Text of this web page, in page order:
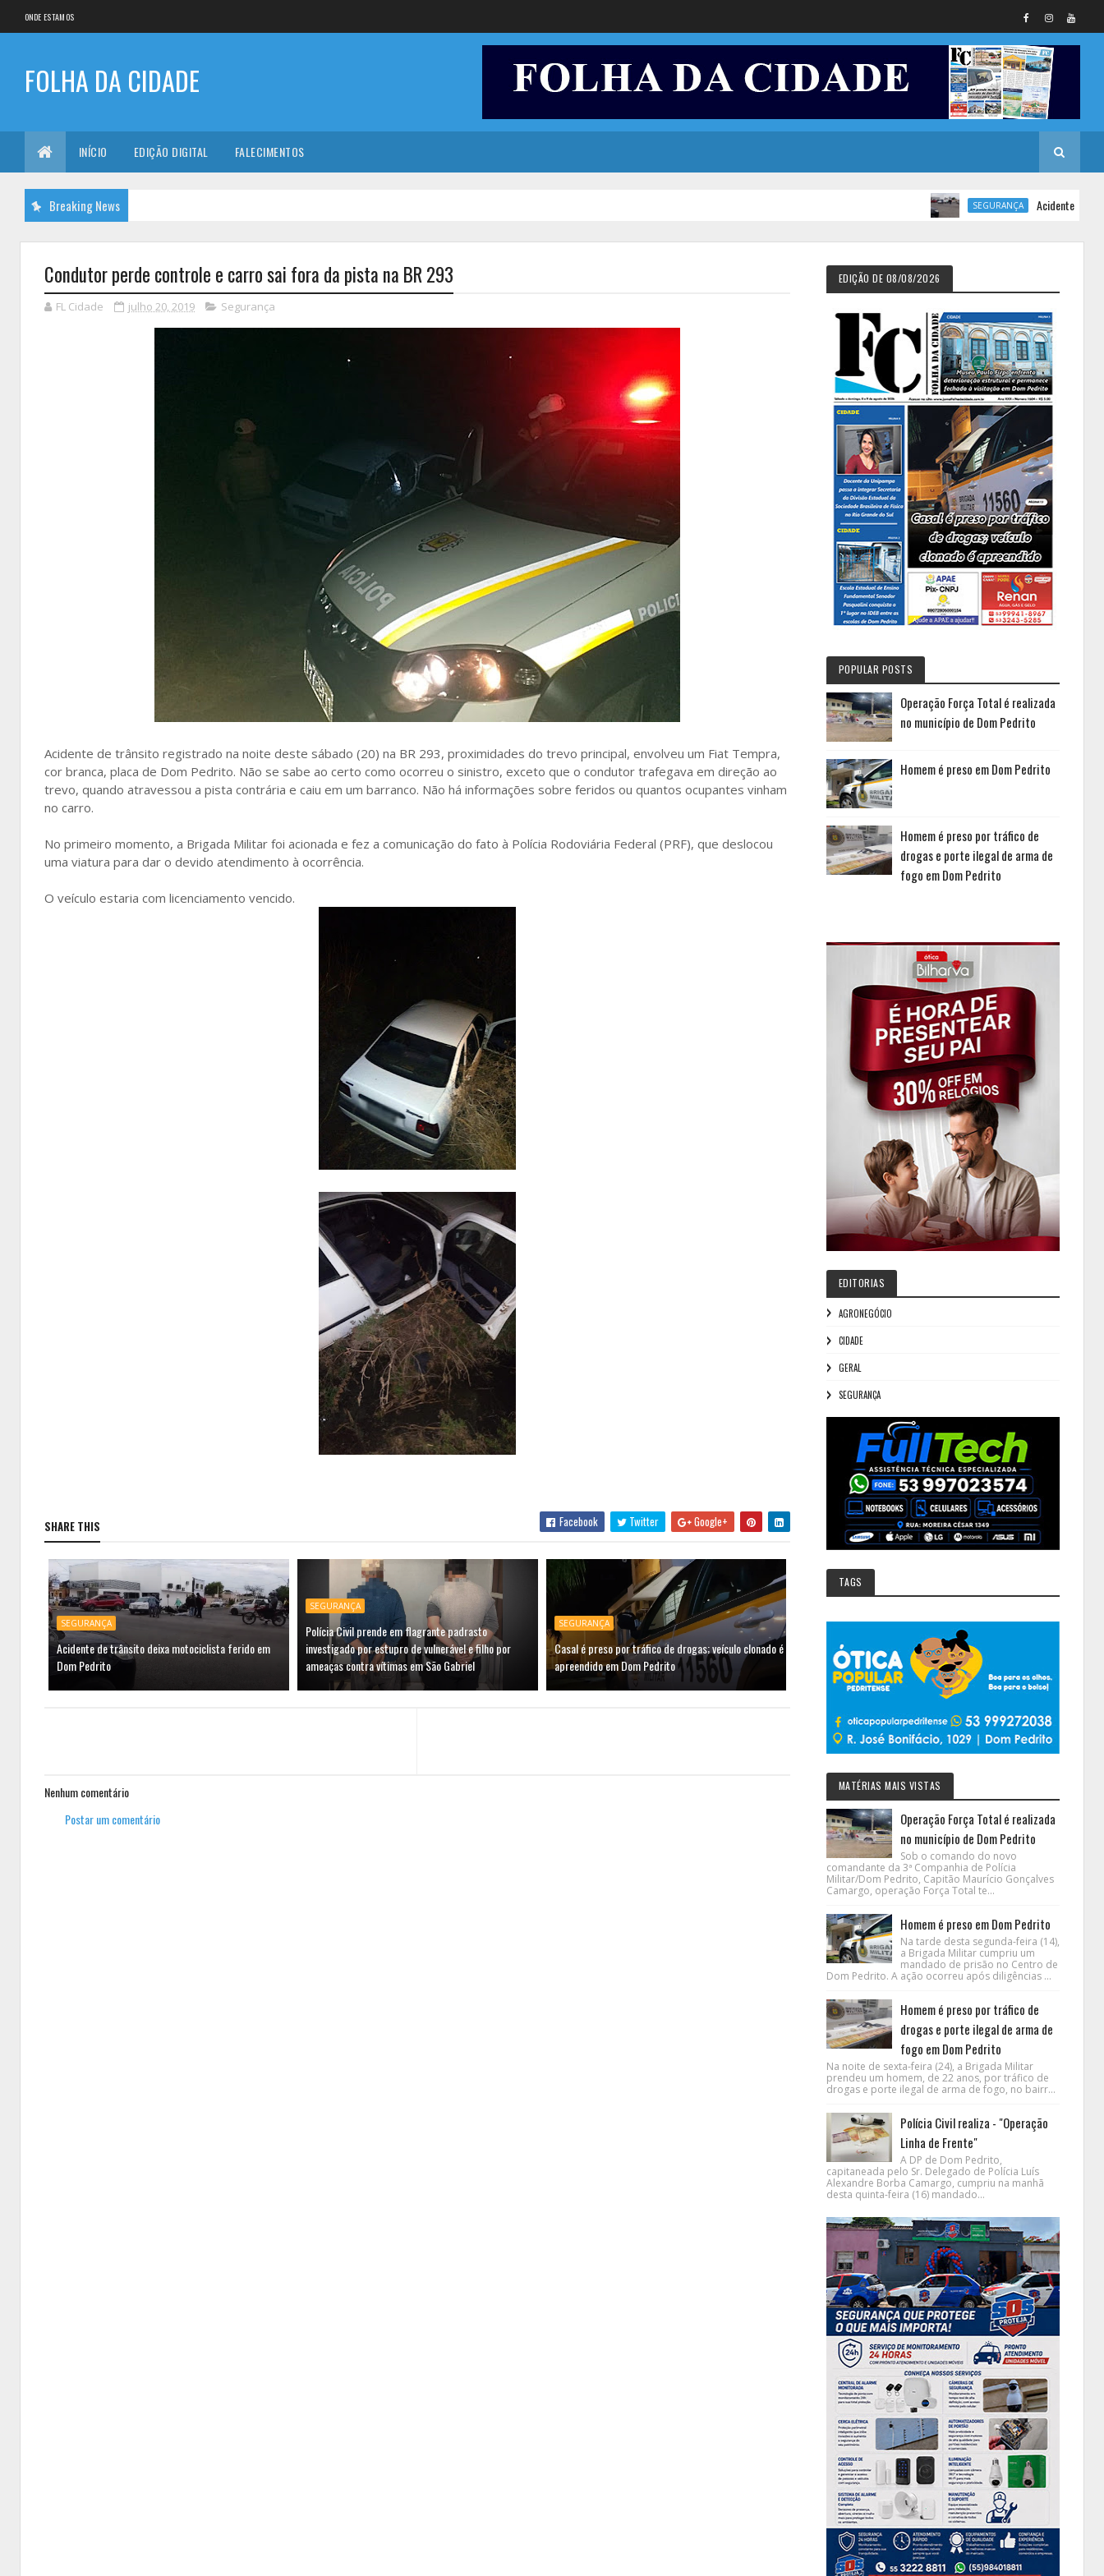
ONDE ESTAMOS
FOLHA DA CIDADE
INÍCIO EDIÇÃO DIGITAL FALECIMENTOS
Breaking News SEGURANÇA Acidente de trânsito
Condutor perde controle e carro sai fora da pista na BR 293
FL Cidade julho 20, 2019 Segurança
Acidente de trânsito registrado na noite deste sábado (20) na BR 293, proximidades do trevo principal, envolveu um Fiat Tempra,
cor branca, placa de Dom Pedrito. Não se sabe ao certo como ocorreu o sinistro, exceto que o condutor trafegava em direção ao
trevo, quando atravessou a pista contrária e caiu em um barranco. Não há informações sobre feridos ou quantos ocupantes vinham
no carro.
No primeiro momento, a Brigada Militar foi acionada e fez a comunicação do fato à Polícia Rodoviária Federal (PRF), que deslocou
uma viatura para dar o devido atendimento à ocorrência.
O veículo estaria com licenciamento vencido.
SHARE THIS Facebook Twitter Google+
SEGURANÇA
Acidente de trânsito deixa motociclista ferido em
Dom Pedrito
SEGURANÇA
Polícia Civil prende em flagrante padrasto
investigado por estupro de vulnerável e filho por
ameaças contra vítimas em São Gabriel
SEGURANÇA
Casal é preso por tráfico de drogas; veículo clonado é
apreendido em Dom Pedrito
Nenhum comentário
Postar um comentário
EDIÇÃO DE 08/08/2026
POPULAR POSTS
Operação Força Total é realizada
no município de Dom Pedrito
Homem é preso em Dom Pedrito
Homem é preso por tráfico de
drogas e porte ilegal de arma de
fogo em Dom Pedrito
EDITORIAS
AGRONEGÓCIO
CIDADE
GERAL
SEGURANÇA
TAGS
MATÉRIAS MAIS VISTAS
Operação Força Total é realizada
no município de Dom Pedrito
Sob o comando do novo
comandante da 3ª Companhia de Polícia
Militar/Dom Pedrito, Capitão Maurício Gonçalves
Camargo, operação Força Total te...
Homem é preso em Dom Pedrito
Na tarde desta segunda-feira (14),
a Brigada Militar cumpriu um
mandado de prisão no Centro de
Dom Pedrito. A ação ocorreu após diligências ...
Homem é preso por tráfico de
drogas e porte ilegal de arma de
fogo em Dom Pedrito
Na noite de sexta-feira (24), a Brigada Militar
prendeu um homem, de 22 anos, por tráfico de
drogas e porte ilegal de arma de fogo, no bairr...
Polícia Civil realiza - "Operação
Linha de Frente"
A DP de Dom Pedrito,
capitaneada pelo Sr. Delegado de Polícia Luís
Alexandre Borba Camargo, cumpriu na manhã
desta quinta-feira (16) mandado...